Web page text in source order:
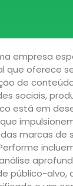
empresa
que oferece
de
sociais,
está em
marcas de
público-alvo,